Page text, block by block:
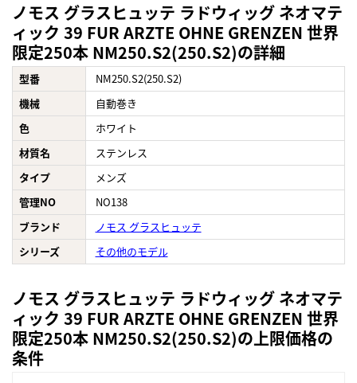
ノモス グラスヒュッテ ラドウィッグ ネオマテ
ィック 39 FUR ARZTE OHNE GRENZEN 世界
限定250本 NM250.S2(250.S2)の詳細
型番
NM250.S2(250.S2)
機械
自動巻き
色
ホワイト
材質名
ステンレス
タイプ
メンズ
管理NO
NO138
ブランド
ノモス グラスヒュッテ
シリーズ
その他のモデル
ノモス グラスヒュッテ ラドウィッグ ネオマテ
ィック 39 FUR ARZTE OHNE GRENZEN 世界
限定250本 NM250.S2(250.S2)の上限価格の
条件